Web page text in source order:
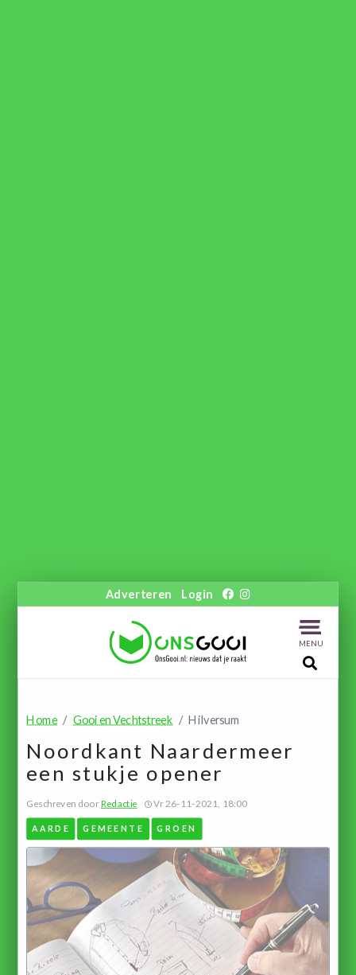
Adverteren Login
MENU
Home Gooi en Vechtstreek Hilversum
Noordkant Naardermeer
een stukje opener
Geschreven doorRedactie Vr 26-11-2021, 18:00
AARDE GEMEENTE GROEN